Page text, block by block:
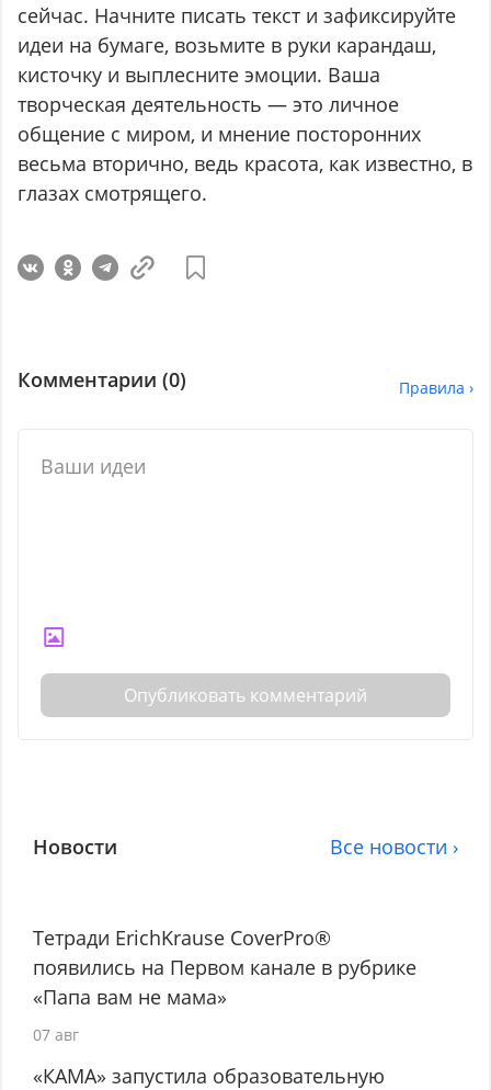
сейчас. Начните писать текст и зафиксируйте
идеи на бумаге, возьмите в руки карандаш,
кисточку и выплесните эмоции. Ваша
творческая деятельность — это личное
общение с миром, и мнение посторонних
весьма вторично, ведь красота, как известно, в
глазах смотрящего.
Комментарии (0) Правила ›
Опубликовать комментарий
Новости Все новости ›
Тетради ErichKrause CoverPro®
появились на Первом канале в рубрике
«Папа вам не мама»
07 авг
«КАМА» запустила образовательную